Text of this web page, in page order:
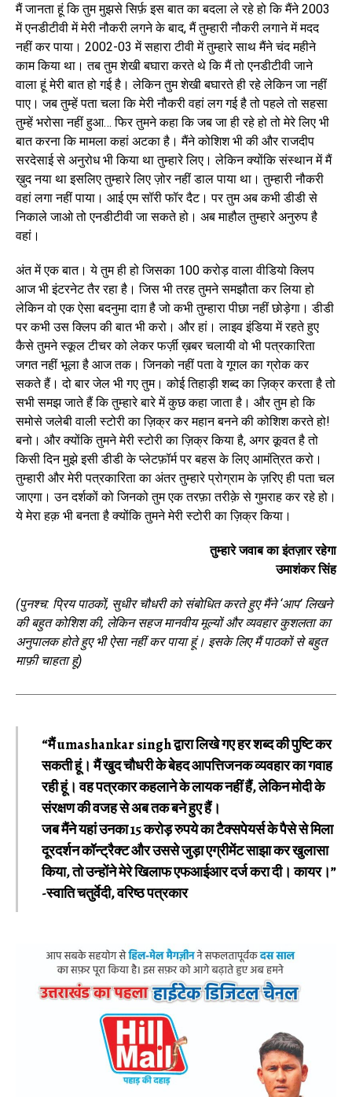
मैं जानता हूं कि तुम मुझसे सिर्फ़ इस बात का बदला ले रहे हो कि मैंने 2003
में एनडीटीवी में मेरी नौकरी लगने के बाद, मैं तुम्हारी नौकरी लगाने में मदद
नहीं कर पाया। 2002-03 में सहारा टीवी में तुम्हारे साथ मैंने चंद महीने
काम किया था। तब तुम शेखी बघारा करते थे कि मैं तो एनडीटीवी जाने
वाला हूं मेरी बात हो गई है। लेकिन तुम शेखी बघारते ही रहे लेकिन जा नहीं
पाए। जब तुम्हें पता चला कि मेरी नौकरी वहां लग गई है तो पहले तो सहसा
तुम्हें भरोसा नहीं हुआ… फिर तुमने कहा कि जब जा ही रहे हो तो मेरे लिए भी
बात करना कि मामला कहां अटका है। मैंने कोशिश भी की और राजदीप
सरदेसाई से अनुरोध भी किया था तुम्हारे लिए। लेकिन क्योंकि संस्थान में मैं
ख़ुद नया था इसलिए तुम्हारे लिए ज़ोर नहीं डाल पाया था। तुम्हारी नौकरी
वहां लगा नहीं पाया। आई एम सॉरी फॉर दैट। पर तुम अब कभी डीडी से
निकाले जाओ तो एनडीटीवी जा सकते हो। अब माहौल तुम्हारे अनुरुप है
वहां।
अंत में एक बात। ये तुम ही हो जिसका 100 करोड़ वाला वीडियो क्लिप
आज भी इंटरनेट तैर रहा है। जिस भी तरह तुमने समझौता कर लिया हो
लेकिन वो एक ऐसा बदनुमा दाग़ है जो कभी तुम्हारा पीछा नहीं छोड़ेगा। डीडी
पर कभी उस क्लिप की बात भी करो। और हां। लाइव इंडिया में रहते हुए
कैसे तुमने स्कूल टीचर को लेकर फर्ज़ी ख़बर चलायी वो भी पत्रकारिता
जगत नहीं भूला है आज तक। जिनको नहीं पता वे गूगल का ग्रोक कर
सकते हैं। दो बार जेल भी गए तुम। कोई तिहाड़ी शब्द का ज़िक्र करता है तो
सभी समझ जाते हैं कि तुम्हारे बारे में कुछ कहा जाता है। और तुम हो कि
समोसे जलेबी वाली स्टोरी का ज़िक्र कर महान बनने की कोशिश करते हो!
बनो। और क्योंकि तुमने मेरी स्टोरी का ज़िक्र किया है, अगर क़ूवत है तो
किसी दिन मुझे इसी डीडी के प्लेटफ़ॉर्म पर बहस के लिए आमंत्रित करो।
तुम्हारी और मेरी पत्रकारिता का अंतर तुम्हारे प्रोग्राम के ज़रिए ही पता चल
जाएगा। उन दर्शकों को जिनको तुम एक तरफ़ा तरीक़े से गुमराह कर रहे हो।
ये मेरा हक़ भी बनता है क्योंकि तुमने मेरी स्टोरी का ज़िक्र किया।
तुम्हारे जवाब का इंतज़ार रहेगा
उमाशंकर सिंह
(पुनश्च: प्रिय पाठकों, सुधीर चौधरी को संबोधित करते हुए मैंने ‘आप’ लिखने
की बहुत कोशिश की, लेकिन सहज मानवीय मूल्यों और व्यवहार कुशलता का
अनुपालक होते हुए भी ऐसा नहीं कर पाया हूं। इसके लिए मैं पाठकों से बहुत
माफ़ी चाहता हूं)
“मैं umashankar singh द्वारा लिखे गए हर शब्द की पुष्टि कर
सकती हूं। मैं खुद चौधरी के बेहद आपत्तिजनक व्यवहार का गवाह
रही हूं। वह पत्रकार कहलाने के लायक नहीं हैं, लेकिन मोदी के
संरक्षण की वजह से अब तक बने हुए हैं।
जब मैंने यहां उनका 15 करोड़ रुपये का टैक्सपेयर्स के पैसे से मिला
दूरदर्शन कॉन्ट्रैक्ट और उससे जुड़ा एग्रीमेंट साझा कर खुलासा
किया, तो उन्होंने मेरे खिलाफ एफआईआर दर्ज करा दी। कायर।”
-स्वाति चतुर्वेदी, वरिष्ठ पत्रकार